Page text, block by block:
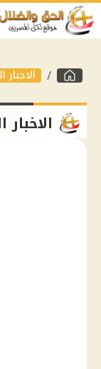
الاخبار
الاخبار